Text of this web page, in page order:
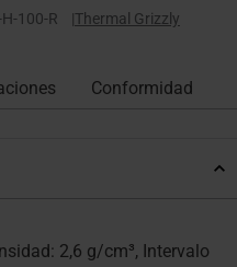
H-100-R |Thermal Grizzly
Conformidad
2,6 g/cm³, Intervalo